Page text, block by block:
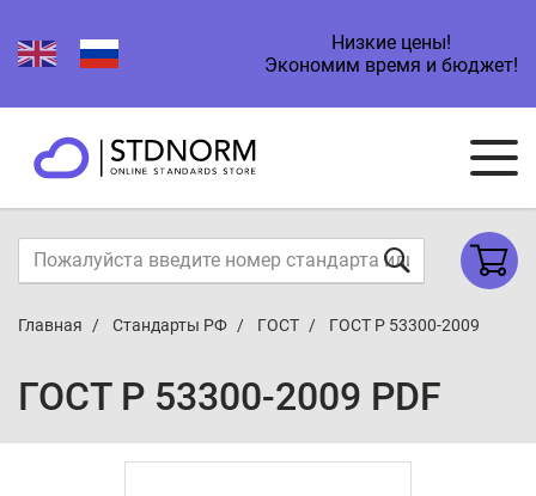
Низкие цены!
Экономим время и бюджет!
Главная Стандарты РФ ГОСТ ГОСТ Р 53300-2009
ГОСТ Р 53300-2009 PDF